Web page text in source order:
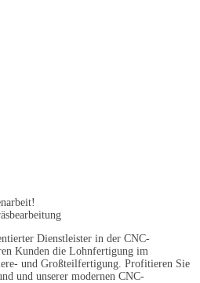
Dienstleister in der CNC-
Kunden die Lohnfertigung im
und Großteilfertigung. Profitieren Sie
und unserer modernen CNC-